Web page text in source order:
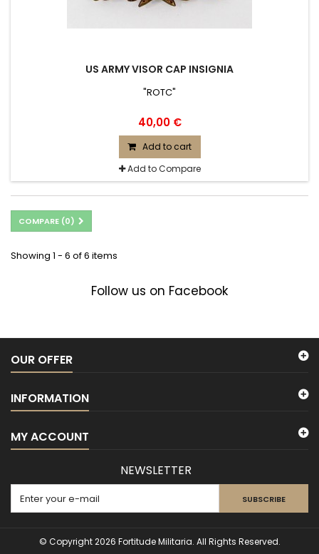
US ARMY VISOR CAP INSIGNIA
"ROTC"
40,00 €
Add to cart
Add to Compare
COMPARE (0)
Showing 1 - 6 of 6 items
Follow us on Facebook
OUR OFFER
INFORMATION
© Copyright 2026 Fortitude Militaria. All Rights Reserved.
MY ACCOUNT
NEWSLETTER
SUBSCRIBE